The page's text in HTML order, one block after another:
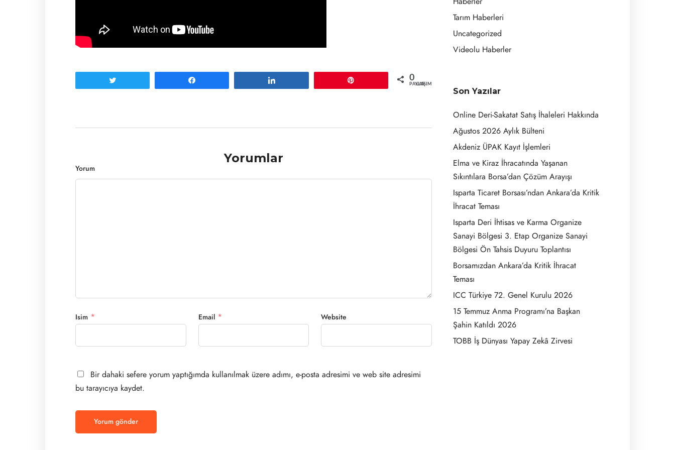
0
PAYLAŞIMLAR
Yorumlar
Yorum
Isim * Email * Website
Bir dahaki sefere yorum yaptığımda kullanılmak üzere adımı, e-posta adresimi ve web site adresimi
bu tarayıcıya kaydet.
Tarım Haberleri
Uncategorized
Videolu Haberler
Son Yazılar
Online Deri-Sakatat Satış İhaleleri Hakkında
Ağustos 2026 Aylık Bülteni
Akdeniz ÜPAK Kayıt İşlemleri
Elma ve Kiraz İhracatında Yaşanan
Sıkıntılara Borsa’dan Çözüm Arayışı
Isparta Ticaret Borsası’ndan Ankara’da Kritik
İhracat Teması
Isparta Deri İhtisas ve Karma Organize
Sanayi Bölgesi 3. Etap Organize Sanayi
Bölgesi Ön Tahsis Duyuru Toplantısı
Borsamızdan Ankara’da Kritik İhracat
Teması
ICC Türkiye 72. Genel Kurulu 2026
15 Temmuz Anma Programı’na Başkan
Şahin Katıldı 2026
TOBB İş Dünyası Yapay Zekâ Zirvesi